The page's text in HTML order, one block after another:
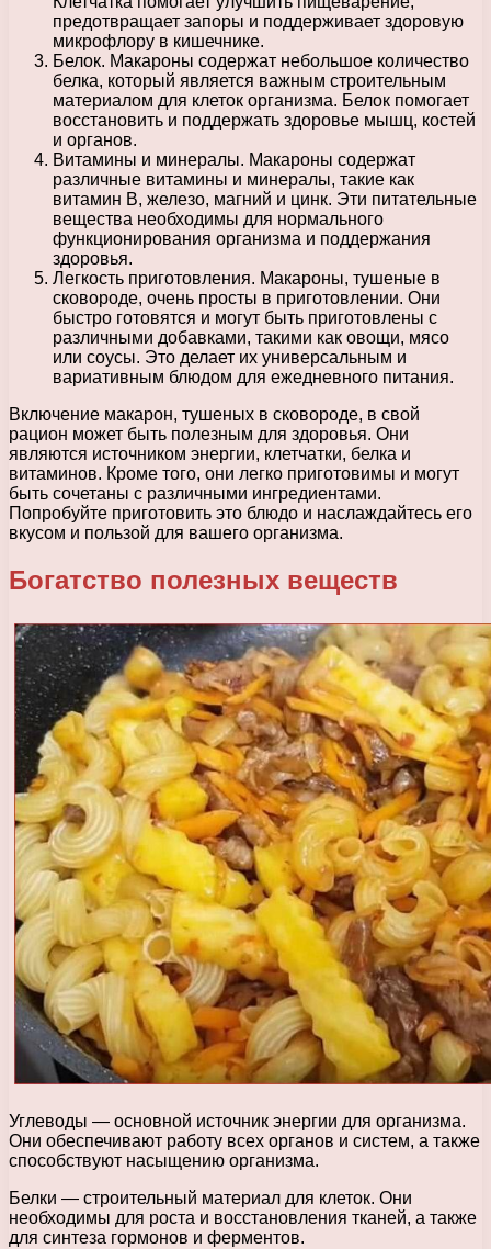
предотвращает запоры и поддерживает здоровую
микрофлору в кишечнике.
Белок. Макароны содержат небольшое количество
белка, который является важным строительным
материалом для клеток организма. Белок помогает
восстановить и поддержать здоровье мышц, костей
и органов.
Витамины и минералы. Макароны содержат
различные витамины и минералы, такие как
витамин B, железо, магний и цинк. Эти питательные
вещества необходимы для нормального
функционирования организма и поддержания
здоровья.
Легкость приготовления. Макароны, тушеные в
сковороде, очень просты в приготовлении. Они
быстро готовятся и могут быть приготовлены с
различными добавками, такими как овощи, мясо
или соусы. Это делает их универсальным и
вариативным блюдом для ежедневного питания.
Включение макарон, тушеных в сковороде, в свой
рацион может быть полезным для здоровья. Они
являются источником энергии, клетчатки, белка и
витаминов. Кроме того, они легко приготовимы и могут
быть сочетаны с различными ингредиентами.
Попробуйте приготовить это блюдо и наслаждайтесь его
вкусом и пользой для вашего организма.
Богатство полезных веществ
Углеводы — основной источник энергии для организма.
Они обеспечивают работу всех органов и систем, а также
способствуют насыщению организма.
Белки — строительный материал для клеток. Они
необходимы для роста и восстановления тканей, а также
для синтеза гормонов и ферментов.